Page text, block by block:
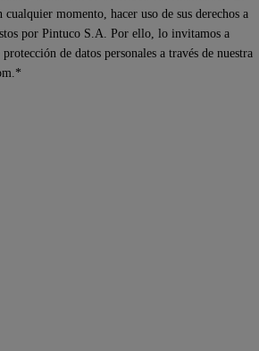
momento, hacer uso de sus derechos a
por Pintuco S.A. Por ello, lo invitamos a
de datos personales a través de nuestra